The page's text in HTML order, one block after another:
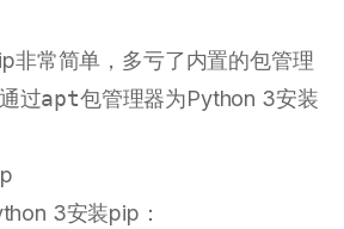
非常简单，多亏了内置的包管理
过apt包管理器为Python 3安装
3安装pip：